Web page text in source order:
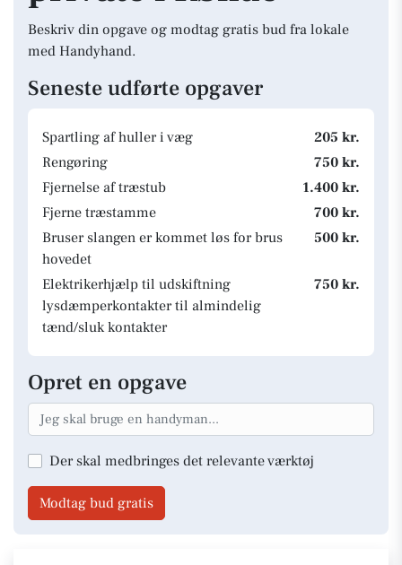
Beskriv din opgave og modtag gratis bud fra lokale
med Handyhand.
Seneste udførte opgaver
Spartling af huller i væg
205 kr.
Rengøring
750 kr.
Fjernelse af træstub
1.400 kr.
Fjerne træstamme
700 kr.
Bruser slangen er kommet løs for brus
hovedet
500 kr.
Elektrikerhjælp til udskiftning
lysdæmperkontakter til almindelig
tænd/sluk kontakter
750 kr.
Opret en opgave
Der skal medbringes det relevante værktøj
Modtag bud gratis